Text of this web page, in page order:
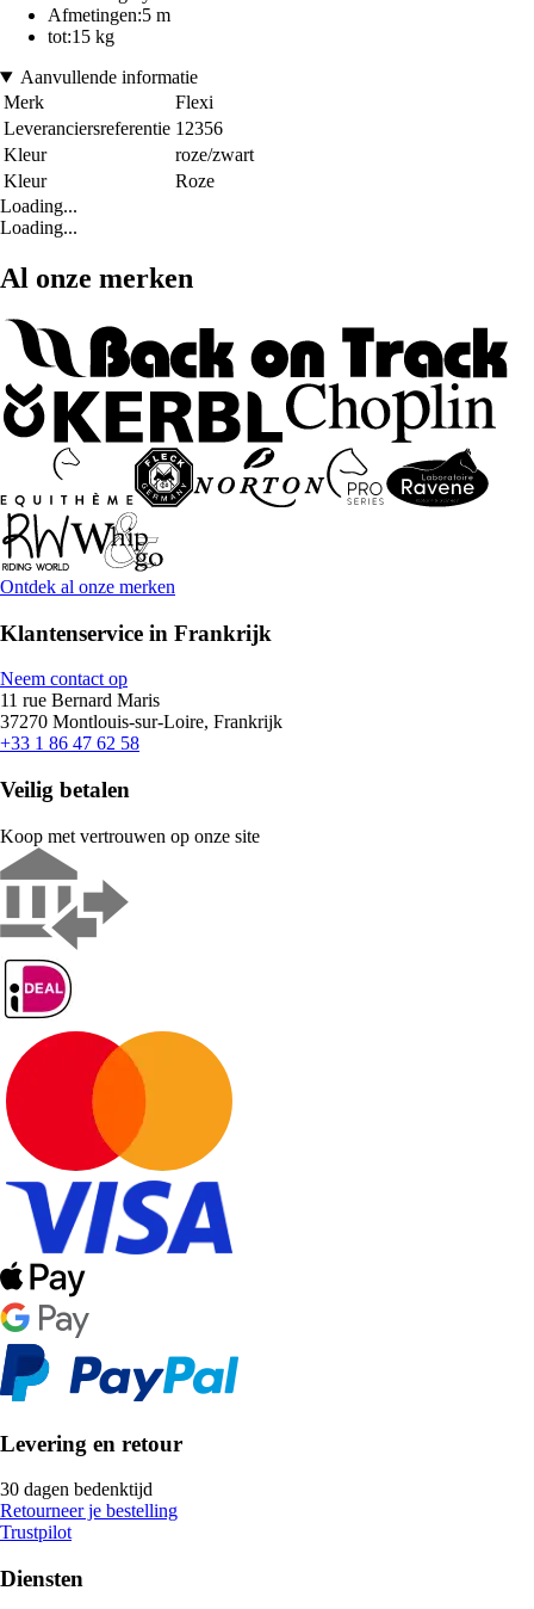
Afmetingen:5 m
tot:15 kg
Aanvullende informatie
Merk
Flexi
Leveranciersreferentie 12356
Kleur
roze/zwart
Kleur
Roze
Loading...
Loading...
Al onze merken
Ontdek al onze merken
Klantenservice in Frankrijk
Neem contact op
11 rue Bernard Maris
37270 Montlouis-sur-Loire, Frankrijk
+33 1 86 47 62 58
Veilig betalen
Koop met vertrouwen op onze site
Levering en retour
30 dagen bedenktijd
Retourneer je bestelling
Trustpilot
Diensten